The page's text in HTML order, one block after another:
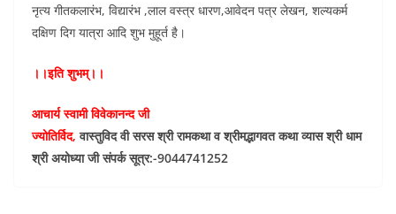
नृत्य गीतकलारंभ, विद्यारंभ ,लाल वस्त्र धारण,आवेदन पत्र लेखन, शल्यकर्म
दक्षिण दिग यात्रा आदि शुभ मुहूर्त है।
।।इति शुभम्।।
आचार्य स्वामी विवेकानन्द जी
ज्योतिर्विद,वास्तुविद वी सरस श्री रामकथा व श्रीमद्भागवत कथा व्यास श्री धाम
श्री अयोध्या जी संपर्क सूत्र:-9044741252